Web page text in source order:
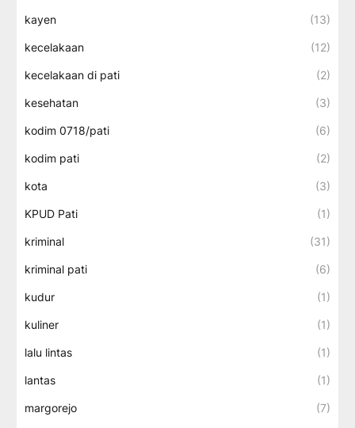
kayen (13)
kecelakaan (12)
kecelakaan di pati (2)
kesehatan (3)
kodim 0718/pati (6)
kodim pati (2)
kota (3)
KPUD Pati (1)
kriminal (31)
kriminal pati (6)
kudur (1)
kuliner (1)
lalu lintas (1)
lantas (1)
margorejo (7)